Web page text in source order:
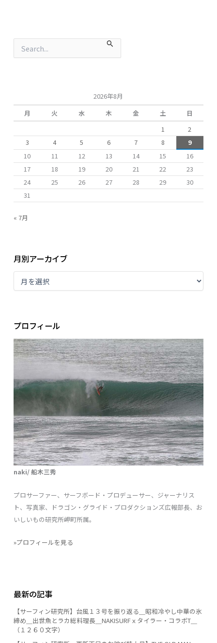
2026年8月
月
火 水 木 金 土
日
1
2
3
4 5 6 7 8
9
10
11 12 13 14 15
16
17
18 19 20 21 22
23
24
25 26 27 28 29
30
31
« 7月
月別アーカイブ
プロフィール
naki/ 船木三秀
プロサーファー、サーフボード・プロデューサー、ジャーナリス
ト、写真家、ドラゴン・グライド・プロダクションズ広報部長、お
いしいもの研究所岬町所属。
»プロフィールを見る
最新の記事
【サーフィン研究所】台風１３号を振り返る＿昭和冷やし中華の氷
締め＿出世魚とラカ総料理長＿NAKISURFｘタイラー・コラボT＿
（１２６０文字）